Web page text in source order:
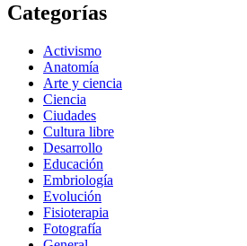
Categorías
Activismo
Anatomía
Arte y ciencia
Ciencia
Ciudades
Cultura libre
Desarrollo
Educación
Embriología
Evolución
Fisioterapia
Fotografía